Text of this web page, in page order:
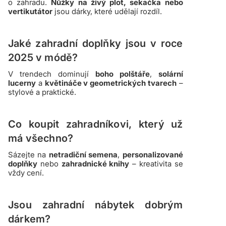
o zahradu.
Nůžky na živý plot, sekačka nebo
vertikutátor jsou dárky, které udělají rozdíl.
Jaké zahradní doplňky jsou v roce
2025 v módě?
V trendech dominují boho polštáře, solární
lucerny a květináče v geometrických tvarech–
stylové a praktické.
Co koupit zahradníkovi, který už
má všechno?
Sázejte na netradiční semena, personalizované
doplňky nebo zahradnické knihy – kreativita se
vždy cení.
Jsou zahradní nábytek dobrým
dárkem?